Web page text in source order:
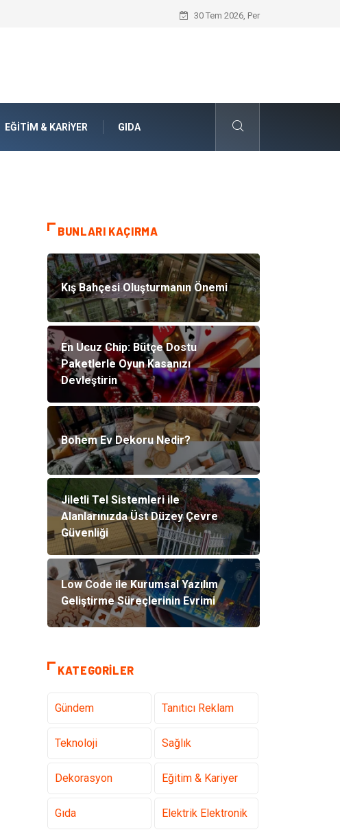
Bohem Ev Dekoru Nedir?
30 Tem 2026, Per
EĞITIM & KARIYER GIDA
BUNLARI KAÇIRMA
Kış Bahçesi Oluşturmanın Önemi
En Ucuz Chip: Bütçe Dostu
Paketlerle Oyun Kasanızı
Devleştirin
Bohem Ev Dekoru Nedir?
Jiletli Tel Sistemleri ile
Alanlarınızda Üst Düzey Çevre
Güvenliği
Low Code ile Kurumsal Yazılım
Geliştirme Süreçlerinin Evrimi
KATEGORILER
Gündem Tanıtıcı Reklam
Teknoloji Sağlık
Dekorasyon Eğitim & Kariyer
Gıda Elektrik Elektronik